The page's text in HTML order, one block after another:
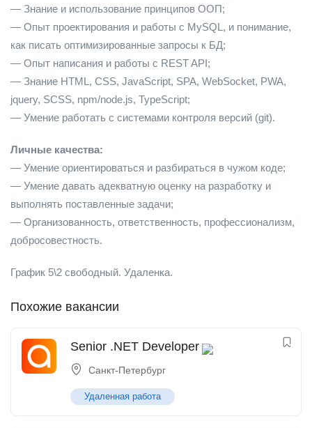
— Знание и использование принципов ООП;
— Опыт проектирования и работы с MySQL, и понимание,
как писать оптимизированные запросы к БД;
— Опыт написания и работы с REST API;
— Знание HTML, CSS, JavaScript, SPA, WebSocket, PWA,
jquery, SCSS, npm/node.js, TypeScript;
— Умение работать с системами контроля версий (git).
Личные качества:
— Умение ориентироваться и разбираться в чужом коде;
— Умение давать адекватную оценку на разработку и
выполнять поставленные задачи;
— Организованность, ответственность, профессионализм,
добросовестность.
График 5\2 свободный. Удаленка.
Похожие вакансии
Senior .NET Developer
Санкт-Петербург
Удаленная работа